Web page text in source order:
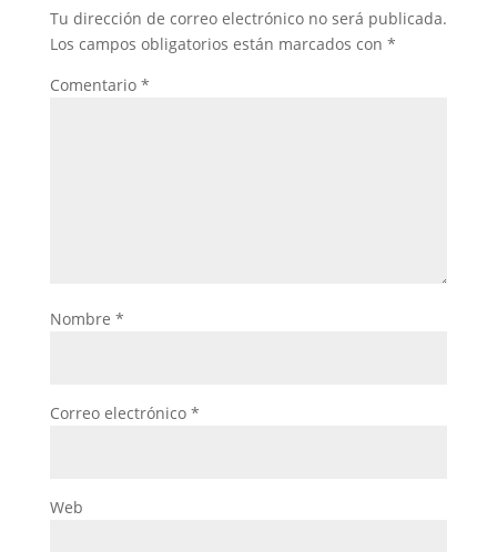
Tu dirección de correo electrónico no será publicada.
Los campos obligatorios están marcados con *
Comentario *
Nombre *
Correo electrónico *
Web